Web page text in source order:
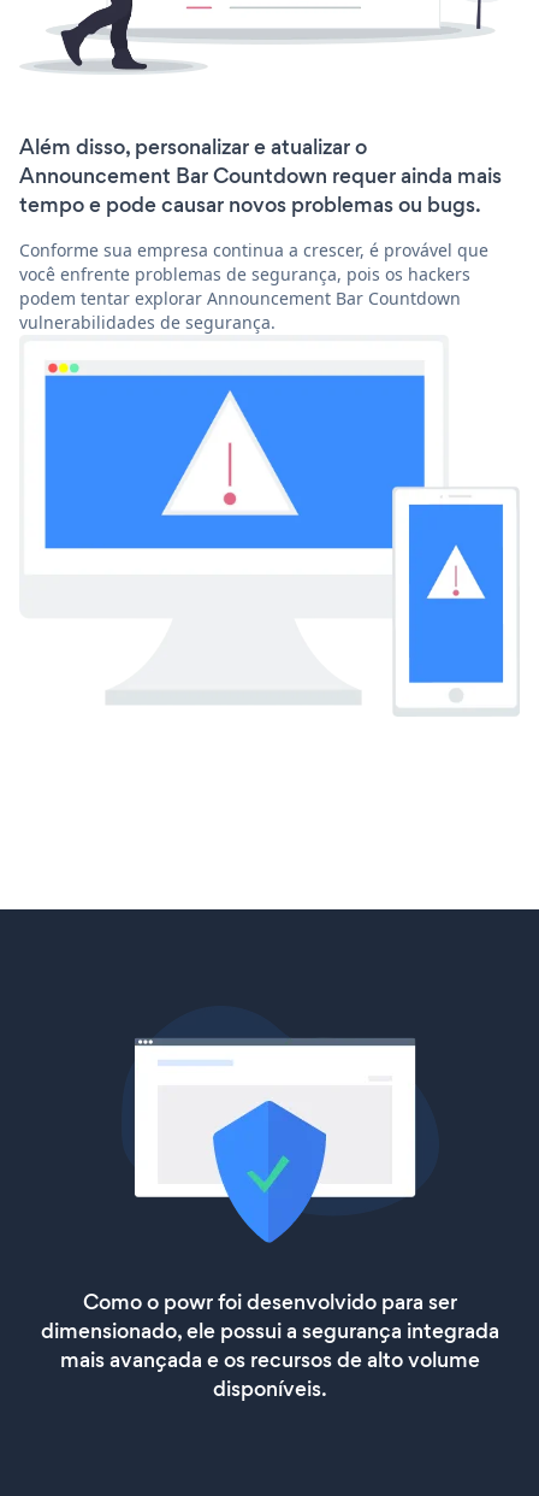
Além disso, personalizar e atualizar o
Announcement Bar Countdown requer ainda mais
tempo e pode causar novos problemas ou bugs.
Conforme sua empresa continua a crescer, é provável que
você enfrente problemas de segurança, pois os hackers
podem tentar explorar Announcement Bar Countdown
vulnerabilidades de segurança.
Como o powr foi desenvolvido para ser
dimensionado, ele possui a segurança integrada
mais avançada e os recursos de alto volume
disponíveis.